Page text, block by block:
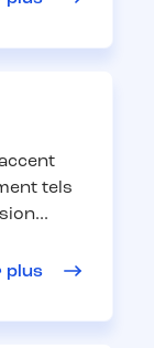
tels
plus